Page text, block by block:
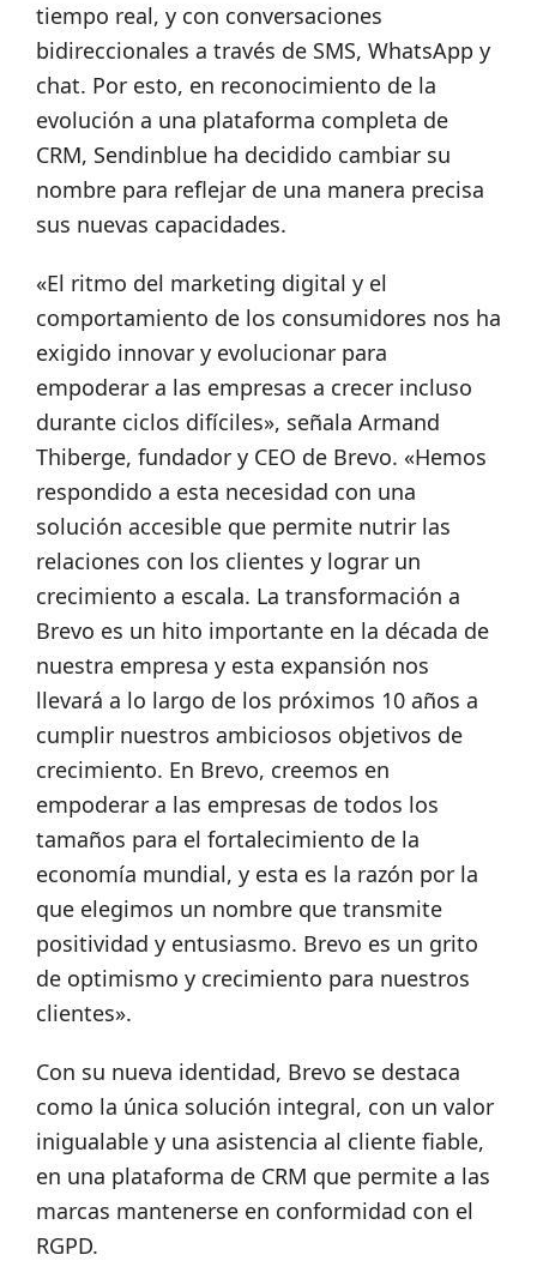
tiempo real, y con conversaciones
bidireccionales a través de SMS, WhatsApp y
chat. Por esto, en reconocimiento de la
evolución a una plataforma completa de
CRM, Sendinblue ha decidido cambiar su
nombre para reflejar de una manera precisa
sus nuevas capacidades.
«El ritmo del marketing digital y el
comportamiento de los consumidores nos ha
exigido innovar y evolucionar para
empoderar a las empresas a crecer incluso
durante ciclos difíciles», señala Armand
Thiberge, fundador y CEO de Brevo. «Hemos
respondido a esta necesidad con una
solución accesible que permite nutrir las
relaciones con los clientes y lograr un
crecimiento a escala. La transformación a
Brevo es un hito importante en la década de
nuestra empresa y esta expansión nos
llevará a lo largo de los próximos 10 años a
cumplir nuestros ambiciosos objetivos de
crecimiento. En Brevo, creemos en
empoderar a las empresas de todos los
tamaños para el fortalecimiento de la
economía mundial, y esta es la razón por la
que elegimos un nombre que transmite
positividad y entusiasmo. Brevo es un grito
de optimismo y crecimiento para nuestros
clientes».
Con su nueva identidad, Brevo se destaca
como la única solución integral, con un valor
inigualable y una asistencia al cliente fiable,
en una plataforma de CRM que permite a las
marcas mantenerse en conformidad con el
RGPD.